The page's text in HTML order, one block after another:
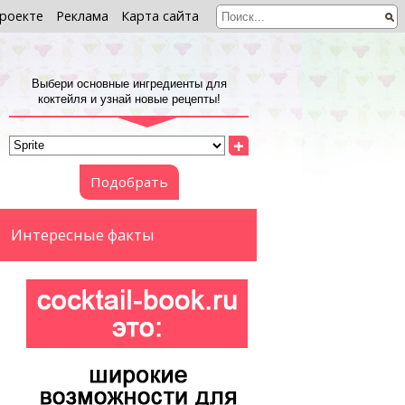
Реклама Карта сайта
Выбери основные ингредиенты для
коктейля и узнай новые рецепты!
+
Подобрать
Интересные факты